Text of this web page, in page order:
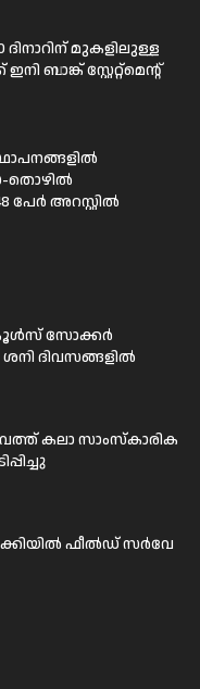
മുകളിലുള്ള
ബാങ്ക് സ്റ്റേറ്റ്മെന്റ്
തൊഴിൽ
പേർ അറസ്റ്റിൽ
സോക്കർ
ദിവസങ്ങളിൽ
കലാ സാംസ്കാരിക
ഫീല്‍ഡ് സര്‍വേ